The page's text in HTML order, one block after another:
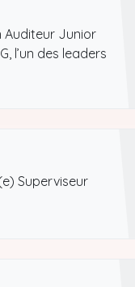
Auditeur Junior
l’un des leaders
Superviseur